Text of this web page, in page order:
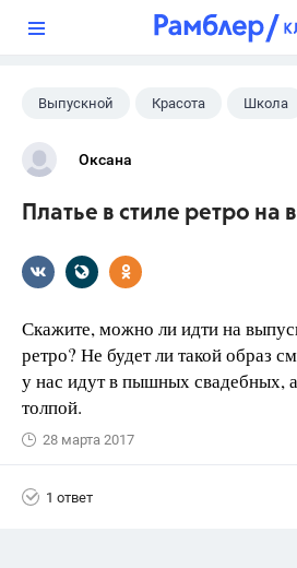
Выпускной Красота Школа
Оксана
Платье в стиле ретро на
Скажите, можно ли идти на
ретро? Не будет ли такой образ
у нас идут в пышных свадебных,
толпой.
28 марта 2017
1 ответ